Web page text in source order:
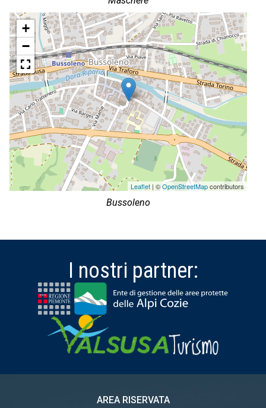
+
−
Leaflet | ©OpenStreetMapcontributors
Bussoleno
I nostri partner:
AREA RISERVATA